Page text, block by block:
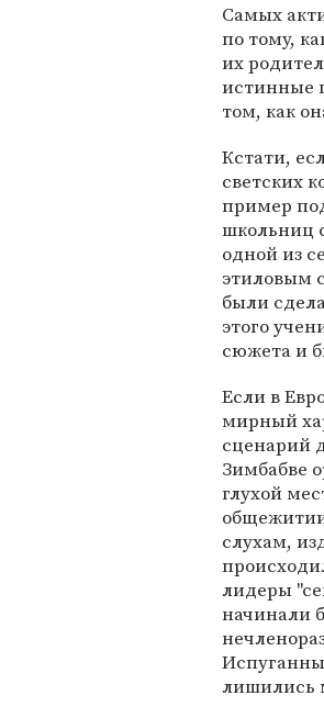
Самых
по тому,
их
истинные
том, как
Кстати,
светских
пример
школьниц
одной из
этиловым
были
этого
сюжета и
Если в
мирный
сценарий
Зимбабве
глухой
слухам,
лидеры
начинали
лишились